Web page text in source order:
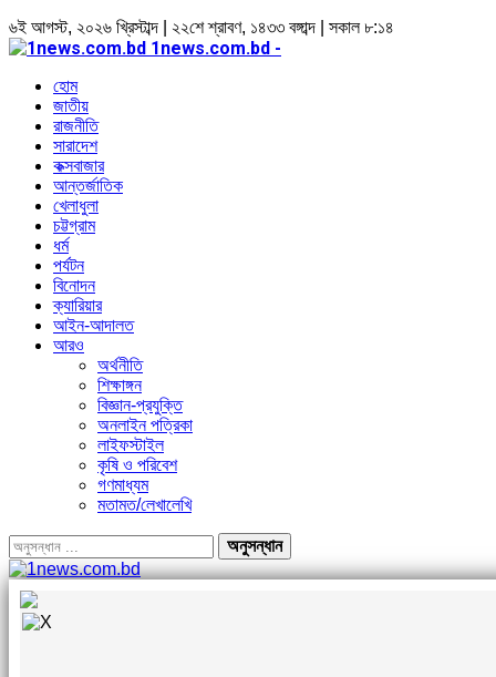
৬ই আগস্ট, ২০২৬ খ্রিস্টাব্দ | ২২শে শ্রাবণ, ১৪৩৩ বঙ্গাব্দ | সকাল ৮:১৪
1news.com.bd -
হোম
জাতীয়
রাজনীতি
সারাদেশ
কক্সবাজার
আন্তর্জাতিক
খেলাধুলা
চট্টগ্রাম
ধর্ম
পর্যটন
বিনোদন
ক্যারিয়ার
আইন-আদালত
আরও
অর্থনীতি
শিক্ষাঙ্গন
বিজ্ঞান-প্রযুক্তি
অনলাইন পত্রিকা
লাইফস্টাইল
কৃষি ও পরিবেশ
গণমাধ্যম
মতামত/লেখালেখি